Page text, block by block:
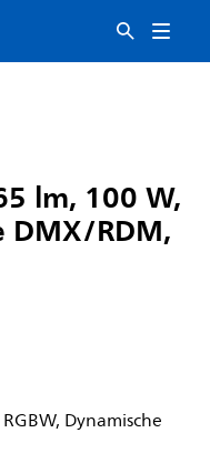
lm, 100 W,
DMX/RDM,
Dynamische